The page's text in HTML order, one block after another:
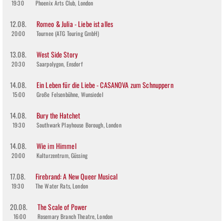
19:30 Phoenix Arts Club, London
12.08.
20:00
Romeo & Julia - Liebe ist alles
Tournee (ATG Touring GmbH)
13.08.
20:30
West Side Story
Saarpolygon, Ensdorf
14.08.
15:00
Ein Leben für die Liebe - CASANOVA zum Schnuppern
Große Felsenbühne, Wunsiedel
14.08.
19:30
Bury the Hatchet
Southwark Playhouse Borough, London
14.08.
20:00
Wie im Himmel
Kulturzentrum, Güssing
17.08.
19:30
Firebrand: A New Queer Musical
The Water Rats, London
20.08.
16:00
The Scale of Power
Rosemary Branch Theatre, London